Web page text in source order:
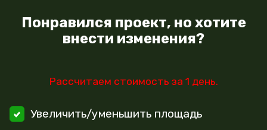
Понравился проект, но хотите
внести изменения?
Рассчитаем стоимость за 1 день.
Увеличить/уменьшить площадь